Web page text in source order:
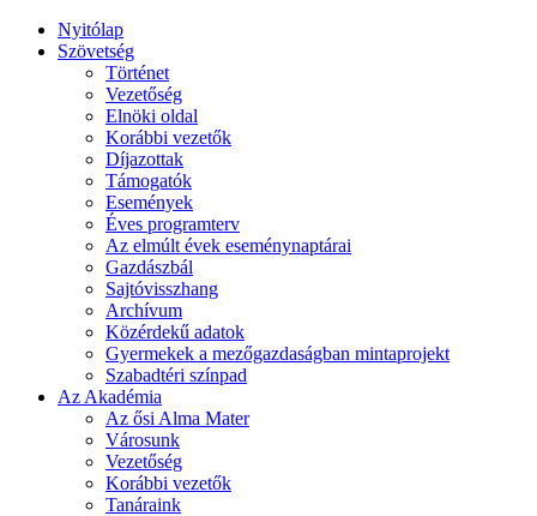
Nyitólap
Szövetség
Történet
Vezetőség
Elnöki oldal
Korábbi vezetők
Díjazottak
Támogatók
Események
Éves programterv
Az elmúlt évek eseménynaptárai
Gazdászbál
Sajtóvisszhang
Archívum
Közérdekű adatok
Gyermekek a mezőgazdaságban mintaprojekt
Szabadtéri színpad
Az Akadémia
Az ősi Alma Mater
Városunk
Vezetőség
Korábbi vezetők
Tanáraink